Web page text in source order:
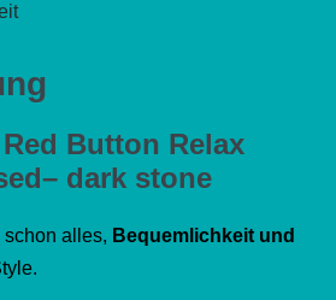
Button Relax
dark stone
schon alles, Bequemlichkeit und